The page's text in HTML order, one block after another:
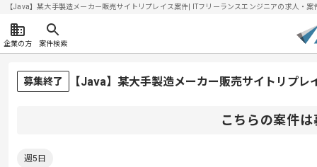
【Java】某大手製造メーカー販売サイトリプレイス案件| ITフリーランスエンジニアの求人・
企業の方 案件検索
募集終了 【Java】某大手製造メーカー販売サイトリプ
こちらの案件
週5日